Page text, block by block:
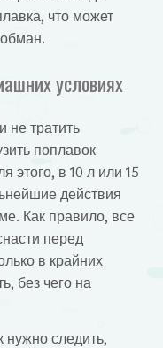
что может
условиях
не тратить
поплавок
этого, в 10 л или 15
действия
Как правило, все
перед
в крайних
без чего на
нужно следить,